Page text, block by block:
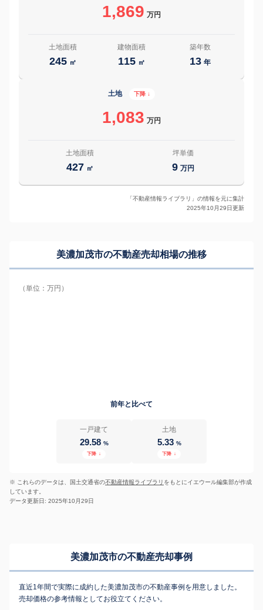
1,869 万円
土地面積
245 ㎡
建物面積
115 ㎡
築年数
13 年
土地 下降 ↓
1,083 万円
土地面積
427 ㎡
坪単価
9 万円
「不動産情報ライブラリ」の情報を元に集計
2025年10月29日更新
美濃加茂市の不動産売却相場の推移
（単位：万円）
前年と比べて
一戸建て
29.58 %
下降 ↓
土地
5.33 %
下降 ↓
※ これらのデータは、国土交通省の不動産情報ライブラリ をもとにイエウール編集部が作成
しています。
データ更新日: 2025年10月29日
美濃加茂市の不動産売却事例
直近1年間で実際に成約した美濃加茂市の不動産事例を用意しました。
売却価格の参考情報としてお役立てください。